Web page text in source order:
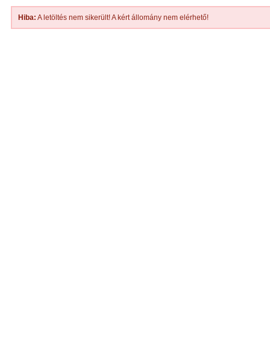
Hiba: A letöltés nem sikerült! A kért állomány nem elérhető!